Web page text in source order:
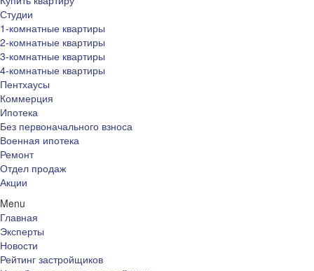
Студии
1-комнатные квартиры
2-комнатные квартиры
3-комнатные квартиры
4-комнатные квартиры
Пентхаусы
Коммерция
Ипотека
Без первоначального взноса
Военная ипотека
Ремонт
Отдел продаж
Акции
Menu
Главная
Эксперты
Новости
Рейтинг застройщиков